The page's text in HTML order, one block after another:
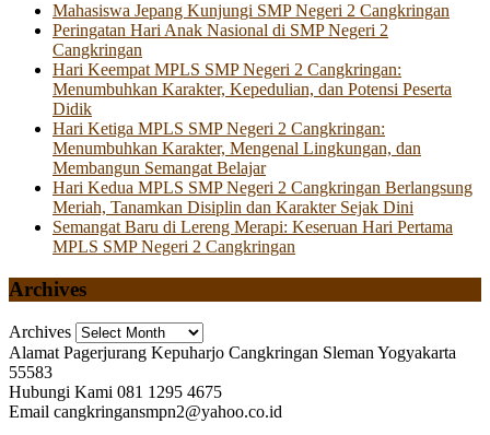
Mahasiswa Jepang Kunjungi SMP Negeri 2 Cangkringan
Peringatan Hari Anak Nasional di SMP Negeri 2
Cangkringan
Hari Keempat MPLS SMP Negeri 2 Cangkringan:
Menumbuhkan Karakter, Kepedulian, dan Potensi Peserta
Didik
Hari Ketiga MPLS SMP Negeri 2 Cangkringan:
Menumbuhkan Karakter, Mengenal Lingkungan, dan
Membangun Semangat Belajar
Hari Kedua MPLS SMP Negeri 2 Cangkringan Berlangsung
Meriah, Tanamkan Disiplin dan Karakter Sejak Dini
Semangat Baru di Lereng Merapi: Keseruan Hari Pertama
MPLS SMP Negeri 2 Cangkringan
Archives
Archives
Alamat Pagerjurang Kepuharjo Cangkringan Sleman Yogyakarta
55583
Hubungi Kami 081 1295 4675
Email cangkringansmpn2@yahoo.co.id